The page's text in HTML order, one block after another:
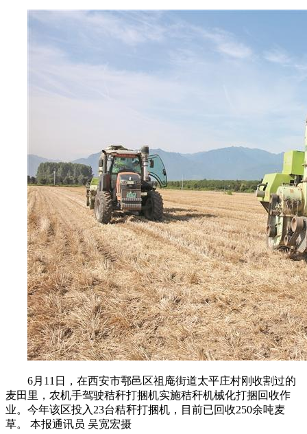
6月11日，在西安市鄠邑区祖庵街道太平庄村刚收割过的
麦田里，农机手驾驶秸秆打捆机实施秸秆机械化打捆回收作
业。今年该区投入23台秸秆打捆机，目前已回收250余吨麦
草。 本报通讯员 吴宽宏摄